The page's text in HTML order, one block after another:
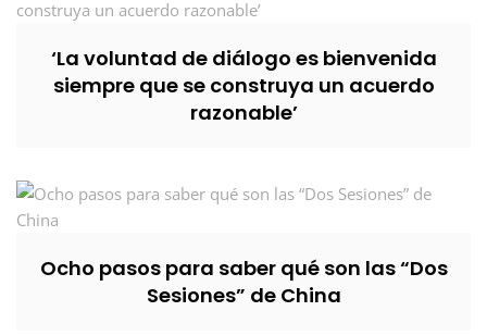
‘La voluntad de diálogo es bienvenida
siempre que se construya un acuerdo
razonable’
Ocho pasos para saber qué son las “Dos
Sesiones” de China